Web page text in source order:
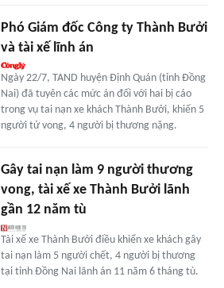
Phó Giám đốc Công ty Thành Bưởi
và tài xế lĩnh án
Ngày 22/7, TAND huyện Định Quán (tỉnh Đồng
Nai) đã tuyên các mức án đối với hai bị cáo
trong vụ tai nạn xe khách Thành Bưởi, khiến 5
người tử vong, 4 người bị thương nặng.
Gây tai nạn làm 9 người thương
vong, tài xế xe Thành Bưởi lãnh
gần 12 năm tù
Tài xế xe Thành Bưởi điều khiển xe khách gây
tai nạn làm 5 người chết, 4 người bị thương
tại tỉnh Đồng Nai lãnh án 11 năm 6 tháng tù.